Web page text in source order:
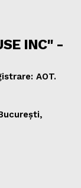
INC" -
AOT.